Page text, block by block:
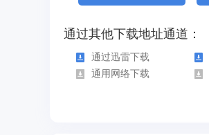
通过其他下载地址通道：
通过迅雷下载
通用网络下载